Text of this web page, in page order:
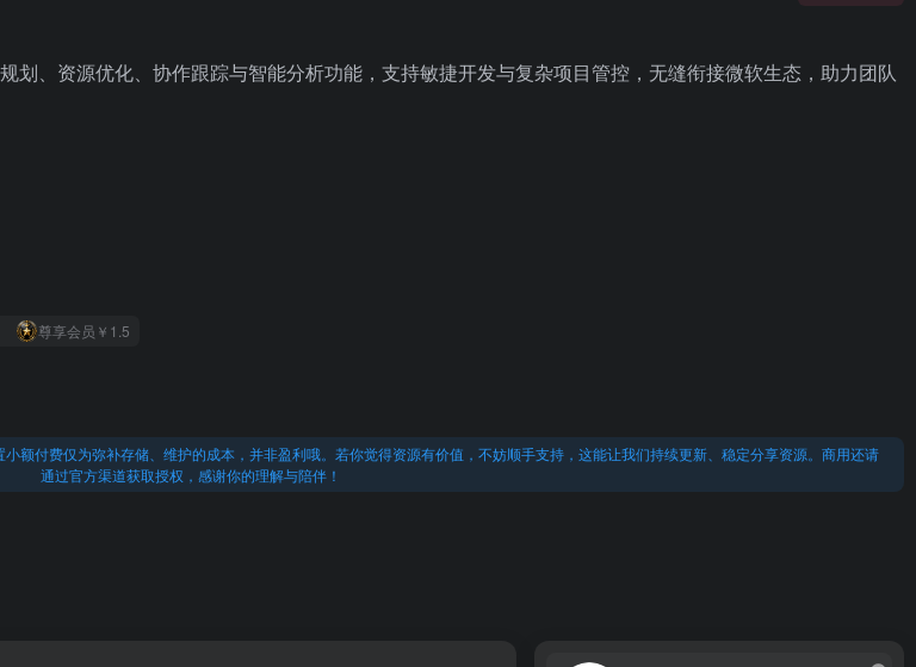
划、资源优化、协作跟踪与智能分析功能，支持敏捷开发与复杂项目管控，无缝衔接微软生态，助力团队
尊享会员 ￥1.5
额付费仅为弥补存储、维护的成本，并非盈利哦。若你觉得资源有价值，不妨顺手支持，这能让我们持续更新、稳定分享资源。商用还请
通过官方渠道获取授权，感谢你的理解与陪伴！